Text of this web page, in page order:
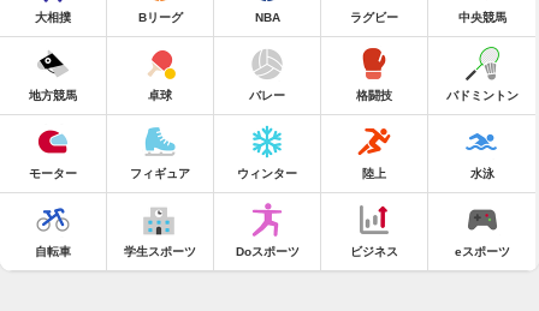
大相撲 Bリーグ NBA ラグビー 中央競馬
地方競馬 卓球 バレー 格闘技 バドミントン
モーター フィギュア ウィンター 陸上 水泳
自転車 学生スポーツ Doスポーツ ビジネス eスポーツ